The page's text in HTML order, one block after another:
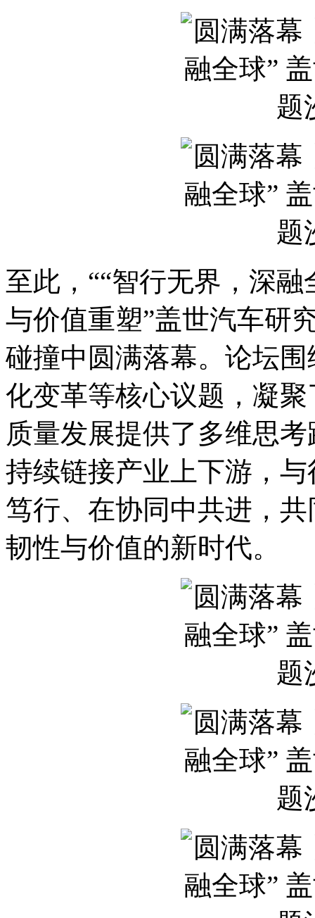
至此，““智行无界，深
与价值重塑”盖世汽车研
碰撞中圆满落幕。论坛
化变革等核心议题，凝
质量发展提供了多维思
持续链接产业上下游，
笃行、在协同中共进，
韧性与价值的新时代。